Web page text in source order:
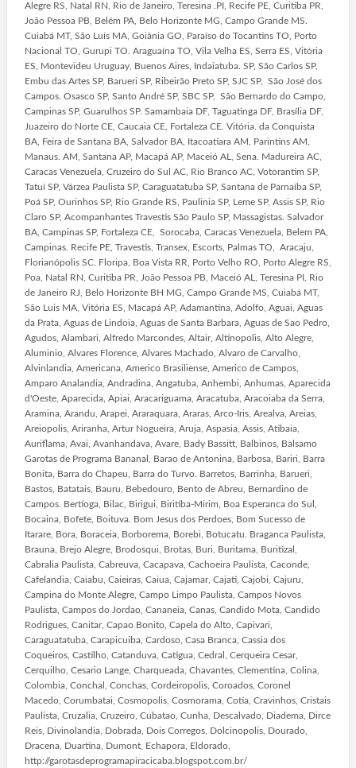
Alegre RS, Natal RN, Rio de Janeiro, Teresina .PI, Recife PE, Curitiba PR,
João Pessoa PB, Belém PA, Belo Horizonte MG, Campo Grande MS.
Cuiabá MT, São Luís MA, Goiânia GO, Paraíso do Tocantins TO, Porto
Nacional TO, Gurupi TO. Araguaína TO, Vila Velha ES, Serra ES, Vitória
ES, Montevideu Uruguay, Buenos Aires, Indaiatuba. SP, São Carlos SP,
Embu das Artes SP, Barueri SP, Ribeirão Preto SP, SJC SP, São José dos
Campos. Osasco SP, Santo André SP, SBC SP, São Bernardo do Campo,
Campinas SP, Guarulhos SP. Samambaia DF, Taguatinga DF, Brasília DF,
Juazeiro do Norte CE, Caucaia CE, Fortaleza CE. Vitória. da Conquista
BA, Feira de Santana BA, Salvador BA, Itacoatiara AM, Parintins AM,
Manaus. AM, Santana AP, Macapá AP, Maceió AL, Sena. Madureira AC,
Caracas Venezuela, Cruzeiro do Sul AC, Rio Branco AC, Votorantim SP,
Tatuí SP, Várzea Paulista SP, Caraguatatuba SP, Santana de Parnaíba SP,
Poá SP, Ourinhos SP, Rio Grande RS, Paulinia SP, Leme SP, Assis SP, Rio
Claro SP, Acompanhantes Travestis São Paulo SP, Massagistas. Salvador
BA, Campinas SP, Fortaleza CE, Sorocaba, Caracas Venezuela, Belem PA,
Campinas. Recife PE, Travestis, Transex, Escorts, Palmas TO, Aracaju,
Florianópolis SC. Floripa, Boa Vista RR, Porto Velho RO, Porto Alegre RS,
Poa, Natal RN, Curitiba PR, João Pessoa PB, Maceió AL, Teresina PI, Rio
de Janeiro RJ, Belo Horizonte BH MG, Campo Grande MS, Cuiabá MT,
São Luis MA, Vitória ES, Macapá AP, Adamantina, Adolfo, Aguai, Aguas
da Prata, Aguas de Lindoia, Aguas de Santa Barbara, Aguas de Sao Pedro,
Agudos, Alambari, Alfredo Marcondes, Altair, Altinopolis, Alto Alegre,
Aluminio, Alvares Florence, Alvares Machado, Alvaro de Carvalho,
Alvinlandia, Americana, Americo Brasiliense, Americo de Campos,
Amparo Analandia, Andradina, Angatuba, Anhembi, Anhumas, Aparecida
d'Oeste, Aparecida, Apiai, Aracariguama, Aracatuba, Aracoiaba da Serra,
Aramina, Arandu, Arapei, Araraquara, Araras, Arco-Iris, Arealva, Areias,
Areiopolis, Ariranha, Artur Nogueira, Aruja, Aspasia, Assis, Atibaia,
Auriflama, Avai, Avanhandava, Avare, Bady Bassitt, Balbinos, Balsamo
Garotas de Programa Bananal, Barao de Antonina, Barbosa, Bariri, Barra
Bonita, Barra do Chapeu, Barra do Turvo. Barretos, Barrinha, Barueri,
Bastos, Batatais, Bauru, Bebedouro, Bento de Abreu, Bernardino de
Campos. Bertioga, Bilac, Birigui, Biritiba-Mirim, Boa Esperanca do Sul,
Bocaina, Bofete, Boituva. Bom Jesus dos Perdoes, Bom Sucesso de
Itarare, Bora, Boraceia, Borborema, Borebi, Botucatu. Braganca Paulista,
Brauna, Brejo Alegre, Brodosqui, Brotas, Buri, Buritama, Buritizal,
Cabralia Paulista, Cabreuva, Cacapava, Cachoeira Paulista, Caconde,
Cafelandia, Caiabu, Caieiras, Caiua, Cajamar, Cajati, Cajobi, Cajuru,
Campina do Monte Alegre, Campo Limpo Paulista, Campos Novos
Paulista, Campos do Jordao, Cananeia, Canas, Candido Mota, Candido
Rodrigues, Canitar, Capao Bonito, Capela do Alto, Capivari,
Caraguatatuba, Carapicuiba, Cardoso, Casa Branca, Cassia dos
Coqueiros, Castilho, Catanduva, Catigua, Cedral, Cerqueira Cesar,
Cerquilho, Cesario Lange, Charqueada, Chavantes, Clementina, Colina,
Colombia, Conchal, Conchas, Cordeiropolis, Coroados, Coronel
Macedo, Corumbatai, Cosmopolis, Cosmorama, Cotia, Cravinhos, Cristais
Paulista, Cruzalia, Cruzeiro, Cubatao, Cunha, Descalvado, Diadema, Dirce
Reis, Divinolandia, Dobrada, Dois Corregos, Dolcinopolis, Dourado,
Dracena, Duartina, Dumont, Echapora, Eldorado,
http://garotasdeprogramapiracicaba.blogspot.com.br/